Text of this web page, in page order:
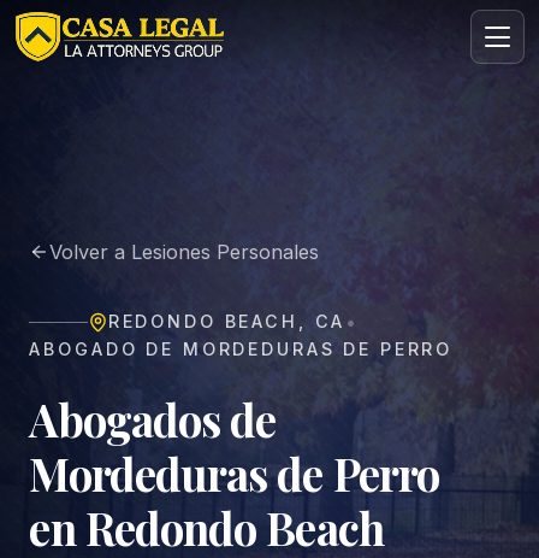
Abogado de Mordeduras de Perro en Redondo Beach |
Contacto Consulta
Solicita tu consulta gratuita
compromiso.
Volver a Lesiones Personales
REDONDO BEACH , CA •
ABOGADO DE MORDEDURAS DE PERRO
Abogados de
Mordeduras de Perro
en Redondo Beach